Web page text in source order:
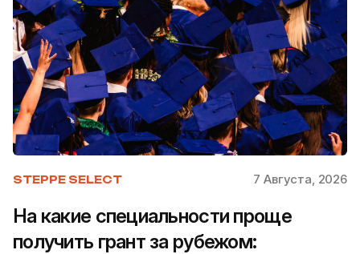
STEPPE SELECT 7 Августа, 2026
На какие специальности проще
получить грант за рубежом: